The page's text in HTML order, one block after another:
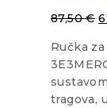
87,50€
Ručka
tragova,